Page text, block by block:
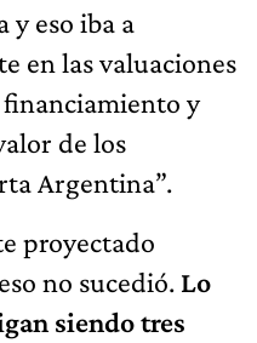
y eso iba a
en las valuaciones
financiamiento y
de los
Argentina”.
proyectado
no sucedió. Lo
siendo tres